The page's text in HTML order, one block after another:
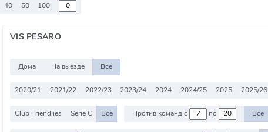
40 50 100
VIS PESARO
Дома На выезде Все
2020/21 2021/22 2022/23 2023/24 2024 2024/25 2025 2025/26
Club Friendlies Serie C Все Против команд с по Все